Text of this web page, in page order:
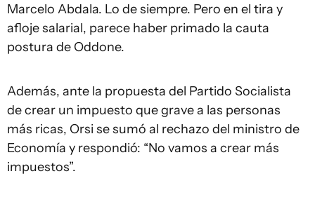
Marcelo Abdala. Lo de siempre. Pero en el tira y
afloje salarial, parece haber primado la cauta
postura de Oddone.
Además, ante la propuesta del Partido Socialista
de crear un impuesto que grave a las personas
más ricas, Orsi se sumó al rechazo del ministro de
Economía y respondió: “No vamos a crear más
impuestos”.